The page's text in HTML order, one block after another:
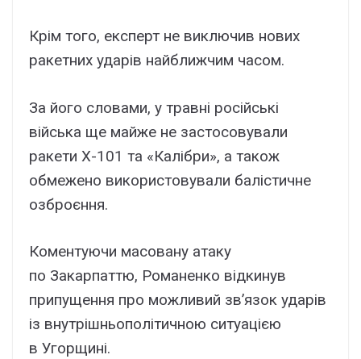
Крім того, експерт не виключив нових
ракетних ударів найближчим часом.
За його словами, у травні російські
війська ще майже не застосовували
ракети Х-101 та «Калібри», а також
обмежено використовували балістичне
озброєння.
Коментуючи масовану атаку
по Закарпаттю, Романенко відкинув
припущення про можливий зв’язок ударів
із внутрішньополітичною ситуацією
в Угорщині.